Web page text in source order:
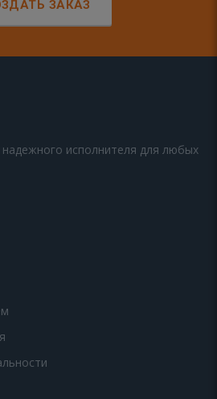
ЗАКАЗ
исполнителя для любых